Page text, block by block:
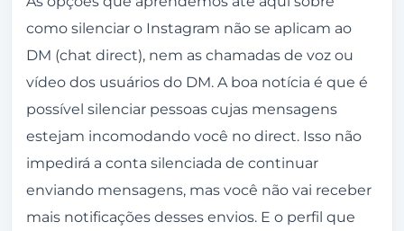
como silenciar o Instagram não se aplicam ao
DM (chat direct), nem as chamadas de voz ou
vídeo dos usuários do DM. A boa notícia é que é
possível silenciar pessoas cujas mensagens
estejam incomodando você no direct. Isso não
impedirá a conta silenciada de continuar
enviando mensagens, mas você não vai receber
mais notificações desses envios. E o perfil que